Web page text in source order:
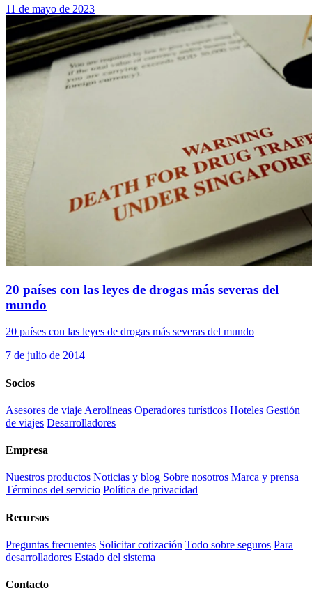
11 de mayo de 2023
20 países con las leyes de drogas más severas del
mundo
20 países con las leyes de drogas más severas del mundo
7 de julio de 2014
Socios
Asesores de viaje Aerolíneas Operadores turísticos Hoteles Gestión
de viajes Desarrolladores
Empresa
Nuestros productos Noticias y blog Sobre nosotros Marca y prensa
Términos del servicio Política de privacidad
Recursos
Preguntas frecuentes Solicitar cotización Todo sobre seguros Para
desarrolladores Estado del sistema
Contacto